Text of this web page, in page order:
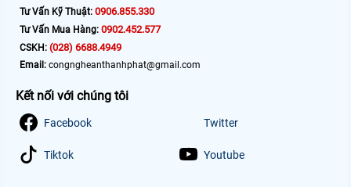
Tư Vấn Kỹ Thuật: 0906.855.330
Tư Vấn Mua Hàng: 0902.452.577
CSKH: (028) 6688.4949
Email: congngheanthanhphat@gmail.com
Kết nối với chúng tôi
Facebook Twitter
Tiktok Youtube